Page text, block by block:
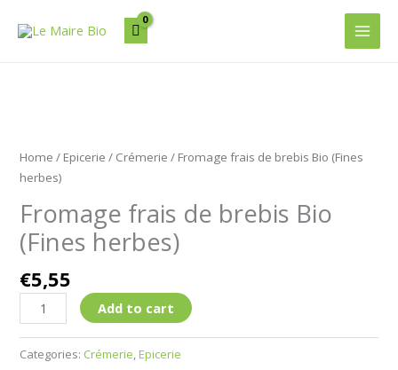
Main
Home / Epicerie / Crémerie / Fromage frais de brebis Bio (Fines
herbes)
Fromage frais de brebis Bio
(Fines herbes)
€5,55
frais
de
Bio
(Fines
herbes)
quantity
Add to cart
Categories: Crémerie ,Epicerie